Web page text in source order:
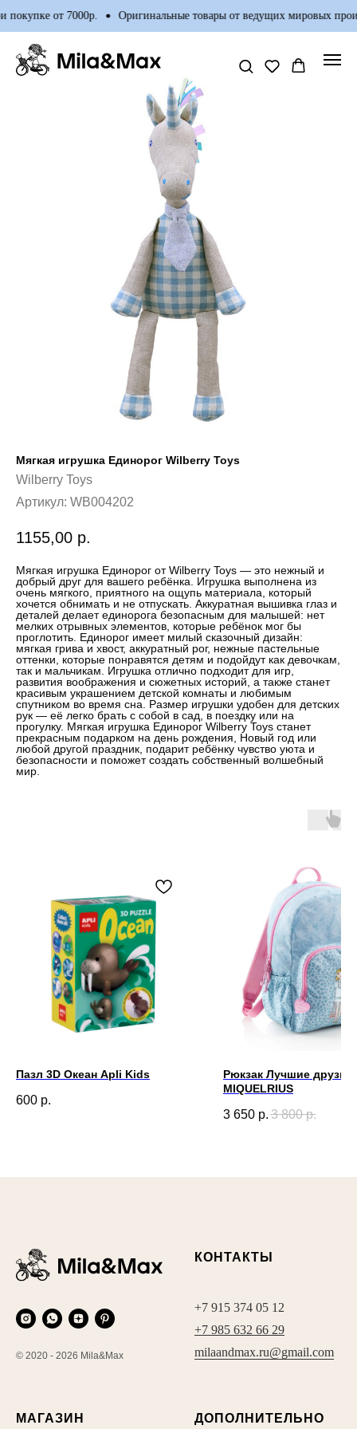
покупке от 7000р. Оригинальные товары от ведущих мировых
Мягкая игрушка Единорог Wilberry Toys
Wilberry Toys
Артикул: WB004202
1155,00 р.
Мягкая игрушка Единорог от Wilberry Toys — это нежный и
добрый друг для вашего ребёнка. Игрушка выполнена из
очень мягкого, приятного на ощупь материала, который
хочется обнимать и не отпускать. Аккуратная вышивка глаз и
деталей делает единорога безопасным для малышей: нет
мелких отрывных элементов, которые ребёнок мог бы
проглотить. Единорог имеет милый сказочный дизайн:
мягкая грива и хвост, аккуратный рог, нежные пастельные
оттенки, которые понравятся детям и подойдут как девочкам,
так и мальчикам. Игрушка отлично подходит для игр,
развития воображения и сюжетных историй, а также станет
красивым украшением детской комнаты и любимым
спутником во время сна. Размер игрушки удобен для детских
рук — её легко брать с собой в сад, в поездку или на
прогулку. Мягкая игрушка Единорог Wilberry Toys станет
прекрасным подарком на день рождения, Новый год или
любой другой праздник, подарит ребёнку чувство уюта и
безопасности и поможет создать собственный волшебный
мир.
Пазл 3D Океан Apli Kids
600 р.
Рюкзак Лучшие друзья
MIQUELRIUS
3 650 р. 3 800 р.
© 2020 - 2026 Mila&Max
КОНТАКТЫ
+7 915 374 05 12
+7 985 632 66 29
milaandmax.ru@gmail.com
МАГАЗИН ДОПОЛНИТЕЛЬНО